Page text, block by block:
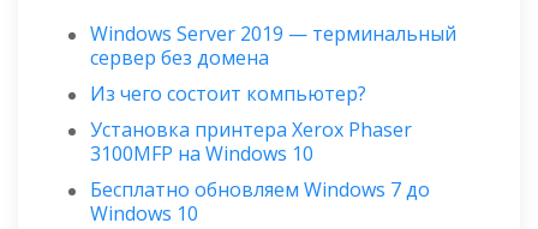
Windows Server 2019 — терминальный
сервер без домена
Из чего состоит компьютер?
Установка принтера Xerox Phaser
3100MFP на Windows 10
Бесплатно обновляем Windows 7 до
Windows 10